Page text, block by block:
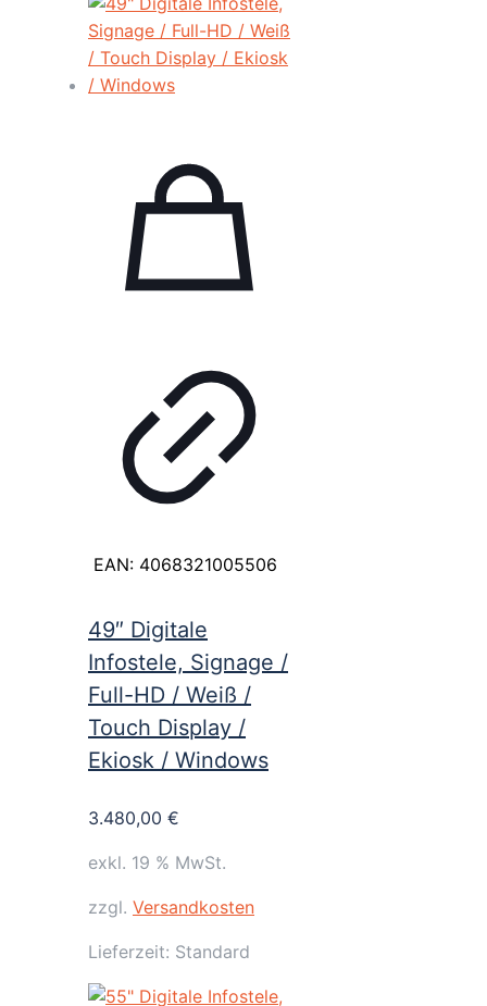
EAN: 4068321005506
49″ Digitale
Infostele, Signage /
Full-HD / Weiß /
Touch Display /
Ekiosk / Windows
3.480,00 €
exkl. 19 % MwSt.
zzgl. Versandkosten
Lieferzeit: Standard